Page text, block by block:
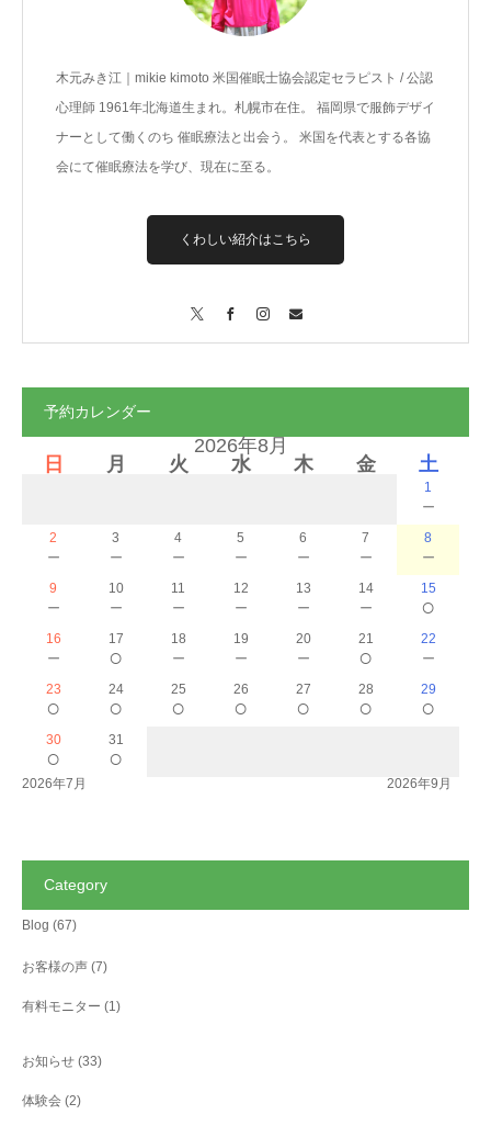
木元みき江｜mikie kimoto 米国催眠士協会認定セラピスト / 公認
心理師 1961年北海道生まれ。札幌市在住。 福岡県で服飾デザイ
ナーとして働くのち 催眠療法と出会う。 米国を代表とする各協
会にて催眠療法を学び、現在に至る。
くわしい紹介はこちら
予約カレンダー
2026年8月
日
月 火 水 木 金 土
1
－
2
－
3
－
4
－
5
－
6
－
7
－
8
－
9
－
10
－
11
－
12
－
13
－
14
－
15
○
16
－
17
○
18
－
19
－
20
－
21
○
22
－
23
○
24
○
25
○
26
○
27
○
28
○
29
○
30
○
31
○
2026年7月 2026年9月
Category
Blog (67)
お客様の声 (7)
有料モニター (1)
お知らせ (33)
体験会 (2)